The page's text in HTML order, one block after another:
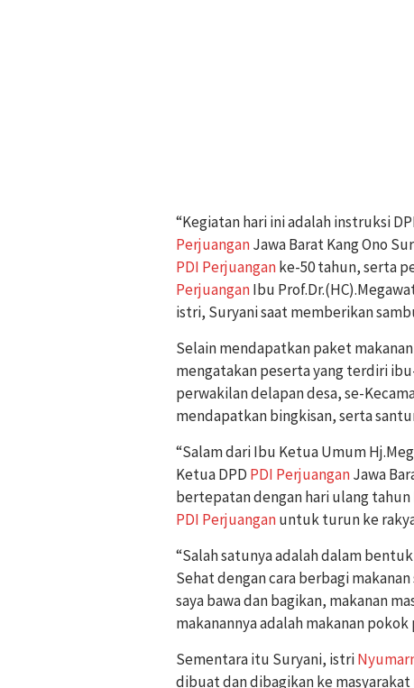
“Kegiatan hari ini adalah instruksi
PerjuanganJawa Barat Kang Ono
PDI Perjuanganke-50 tahun, serta
PerjuanganIbu
istri, Suryani saat memberikan
Selain mendapatkan paket
mengatakan peserta yang terdiri
perwakilan delapan desa, se-
mendapatkan bingkisan, serta
“Salam dari Ibu Ketua Umum
Ketua DPD PDI PerjuanganJawa
bertepatan dengan hari ulang
PDI Perjuanganuntuk turun ke
“Salah satunya adalah dalam
Sehat dengan cara berbagi
saya bawa dan bagikan, makanan
makanannya adalah makanan
Sementara itu Suryani, istri
dibuat dan dibagikan ke